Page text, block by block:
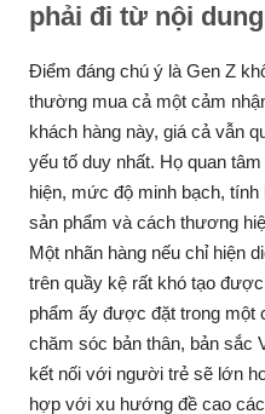
phải đi từ nội
Điểm đáng chú ý là Gen Z
thường mua cả một cảm
khách hàng này, giá cả vẫn
yếu tố duy nhất. Họ quan
hiện, mức độ minh bạch,
sản phẩm và cách thương
Một nhãn hàng nếu chỉ hiện
trên quầy kệ rất khó tạo
phẩm ấy được đặt trong một
chăm sóc bản thân, bản sắc
kết nối với người trẻ sẽ lớn
hợp với xu hướng đề cao